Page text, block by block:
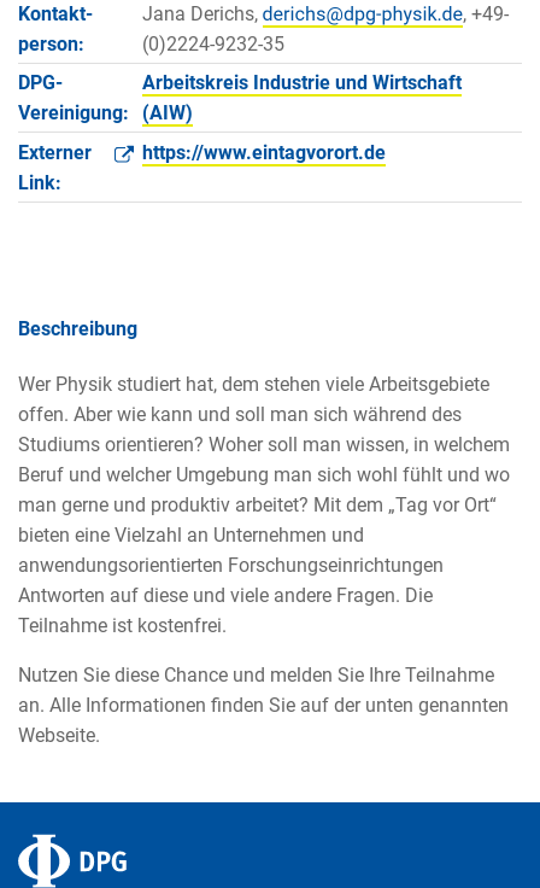
Kontakt­
person:
Jana Derichs,
, +49-
(0)2224-9232-35
DPG-
Vereinigung:
Arbeitskreis Industrie und Wirtschaft
(AIW)
Externer
Link:
https://www.eintagvorort.de
Beschreibung
Wer Physik studiert hat, dem stehen viele Arbeitsgebiete
offen. Aber wie kann und soll man sich während des
Studiums orientieren? Woher soll man wissen, in welchem
Beruf und welcher Umgebung man sich wohl fühlt und wo
man gerne und produktiv arbeitet? Mit dem „Tag vor Ort“
bieten eine Vielzahl an Unternehmen und
anwendungsorientierten Forschungseinrichtungen
Antworten auf diese und viele andere Fragen. Die
Teilnahme ist kostenfrei.
Nutzen Sie diese Chance und melden Sie Ihre Teilnahme
an. Alle Informationen finden Sie auf der unten genannten
Webseite.